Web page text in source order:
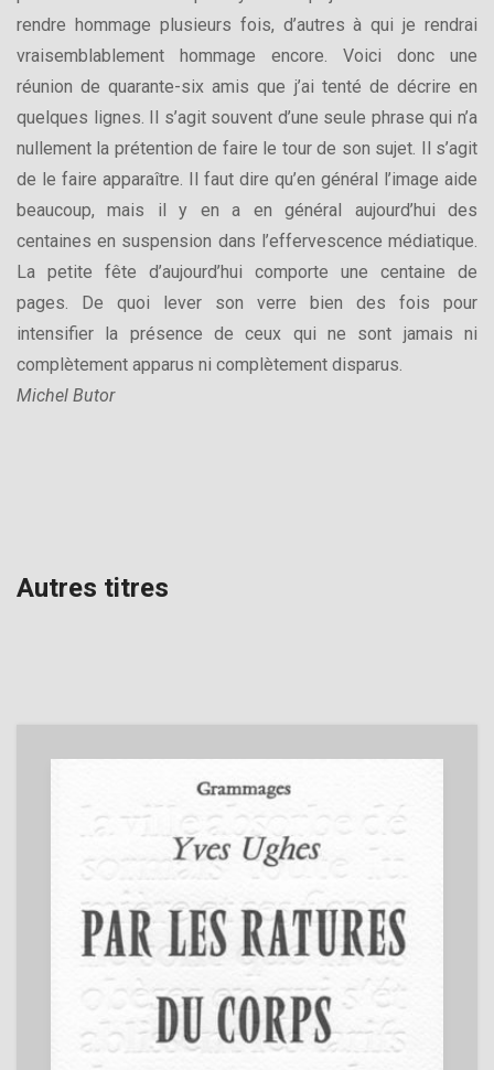
rendre hommage plusieurs fois, d’autres à qui je rendrai
vraisemblablement hommage encore. Voici donc une
réunion de quarante-six amis que j’ai tenté de décrire en
quelques lignes. Il s’agit souvent d’une seule phrase qui n’a
nullement la prétention de faire le tour de son sujet. Il s’agit
de le faire apparaître. Il faut dire qu’en général l’image aide
beaucoup, mais il y en a en général aujourd’hui des
centaines en suspension dans l’effervescence médiatique.
La petite fête d’aujourd’hui comporte une centaine de
pages. De quoi lever son verre bien des fois pour
intensifier la présence de ceux qui ne sont jamais ni
complètement apparus ni complètement disparus.
Michel Butor
Autres titres